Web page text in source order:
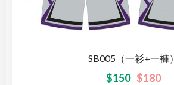
SB005（一衫+一褲）
$180
$150